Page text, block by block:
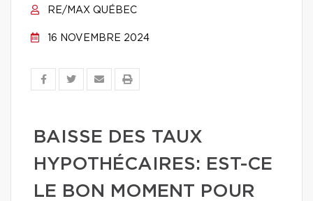
RE/MAX QUÉBEC
16 NOVEMBRE 2024
BAISSE DES TAUX
HYPOTHÉCAIRES: EST-CE
LE BON MOMENT POUR